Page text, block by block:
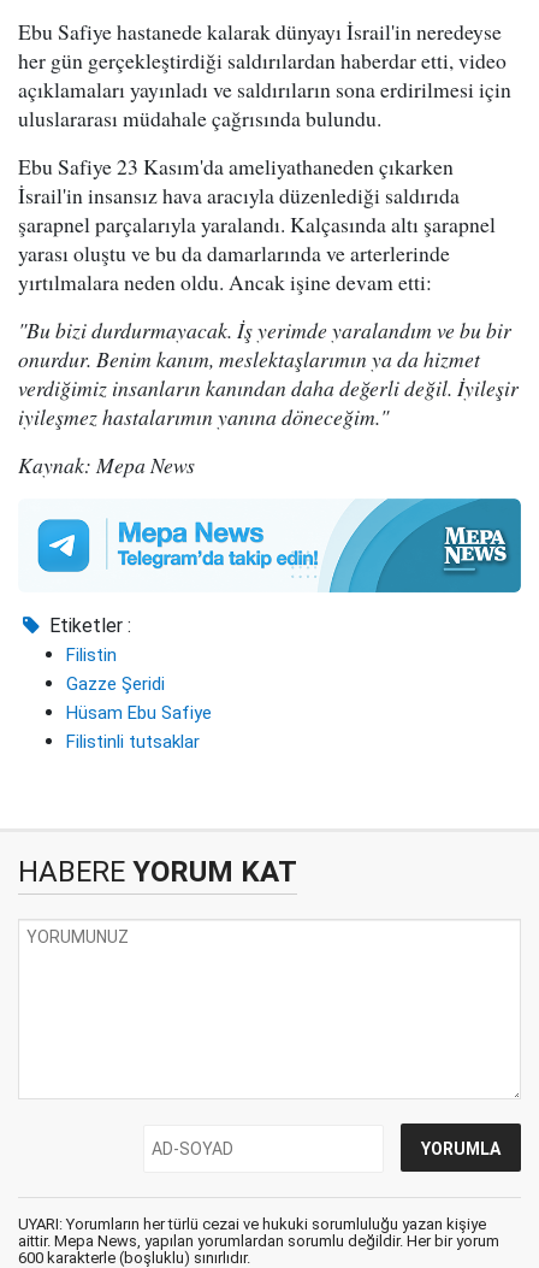
Ebu Safiye hastanede kalarak dünyayı İsrail'in neredeyse
her gün gerçekleştirdiği saldırılardan haberdar etti, video
açıklamaları yayınladı ve saldırıların sona erdirilmesi için
uluslararası müdahale çağrısında bulundu.
Ebu Safiye 23 Kasım'da ameliyathaneden çıkarken
İsrail'in insansız hava aracıyla düzenlediği saldırıda
şarapnel parçalarıyla yaralandı. Kalçasında altı şarapnel
yarası oluştu ve bu da damarlarında ve arterlerinde
yırtılmalara neden oldu. Ancak işine devam etti:
"Bu bizi durdurmayacak. İş yerimde yaralandım ve bu bir
onurdur. Benim kanım, meslektaşlarımın ya da hizmet
verdiğimiz insanların kanından daha değerli değil. İyileşir
iyileşmez hastalarımın yanına döneceğim."
Kaynak: Mepa News
Etiketler :
Filistin
Gazze Şeridi
Hüsam Ebu Safiye
Filistinli tutsaklar
HABERE YORUM KAT
UYARI: Yorumların her türlü cezai ve hukuki sorumluluğu yazan kişiye
aittir. Mepa News, yapılan yorumlardan sorumlu değildir. Her bir yorum
600 karakterle (boşluklu) sınırlıdır.